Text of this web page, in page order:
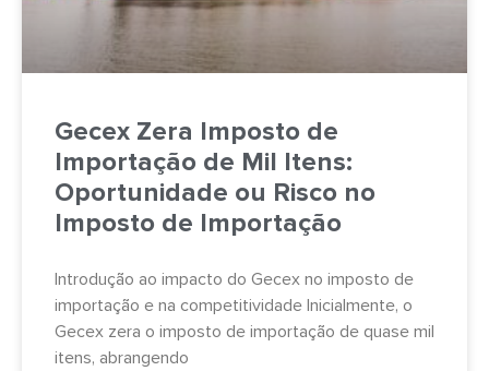
Gecex Zera Imposto de
Importação de Mil Itens:
Oportunidade ou Risco no
Imposto de Importação
Introdução ao impacto do Gecex no imposto de
importação e na competitividade Inicialmente, o
Gecex zera o imposto de importação de quase mil
itens, abrangendo